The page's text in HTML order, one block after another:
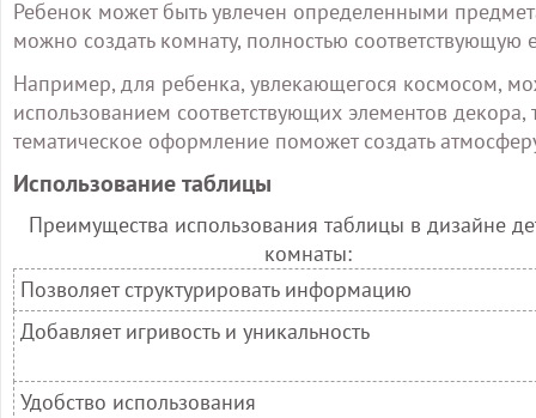
Ребенок может быть увлечен определенными
можно создать комнату, полностью соответствующую
Например, для ребенка, увлекающегося космосом,
использованием соответствующих элементов
тематическое оформление поможет создать
Использование таблицы
Преимущества использования таблицы в дизайне
комнаты:
Позволяет структурировать информацию
Добавляет игривость и уникальность
Удобство использования